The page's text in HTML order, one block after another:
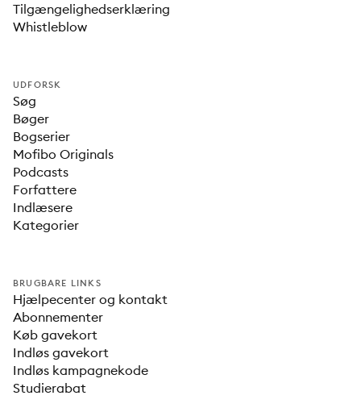
Tilgængelighedserklæring
Whistleblow
UDFORSK
Søg
Bøger
Bogserier
Mofibo Originals
Podcasts
Forfattere
Indlæsere
Kategorier
BRUGBARE LINKS
Hjælpecenter og kontakt
Abonnementer
Køb gavekort
Indløs gavekort
Indløs kampagnekode
Studierabat